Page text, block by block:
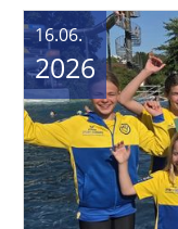
16.06.
2026